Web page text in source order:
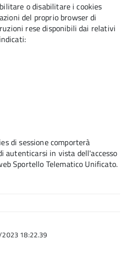
o disabilitare i cookies
del proprio browser di
rese disponibili dai relativi
di sessione comporterà
autenticarsi in vista dell'accesso
Sportello Telematico Unificato.
18:22.39